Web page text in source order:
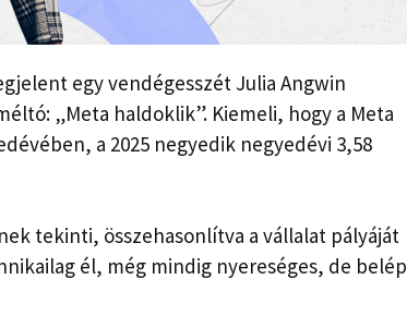
egy vendégesszét Julia Angwin
„Meta haldoklik”. Kiemeli, hogy a Meta
a 2025 negyedik negyedévi 3,58
tekinti, összehasonlítva a vállalat pályáját
él, még mindig nyereséges, de belép